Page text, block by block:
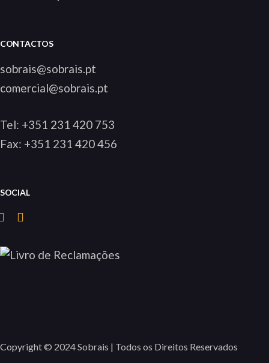
CONTACTOS
sobrais@sobrais.pt
comercial@sobrais.pt
Tel: +351 231 420 753
Fax: +351 231 420 456
SOCIAL
Copyright © 2024 Sobrais | Todos os Direitos Reservados